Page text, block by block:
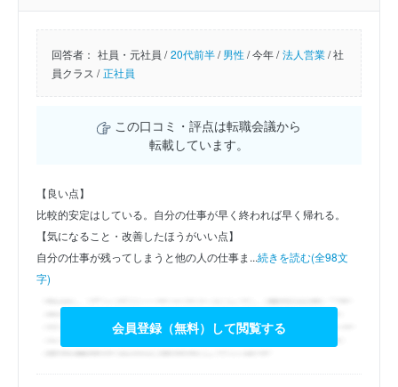
回答者： 社員・元社員 / 20代前半/男性/今年 / 法人営業/社
員クラス / 正社員
この口コミ・評点は転職会議から
転載しています。
【良い点】
比較的安定はしている。自分の仕事が早く終われば早く帰れる。
【気になること・改善したほうがいい点】
自分の仕事が残ってしまうと他の人の仕事ま...続きを読む(全98文
字)
会員登録（無料）して閲覧する